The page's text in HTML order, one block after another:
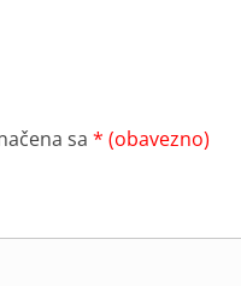
sa * (obavezno)